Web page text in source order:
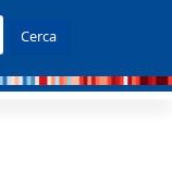
Cerca